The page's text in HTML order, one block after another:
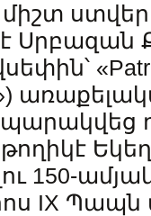
է
150-
IX Պապն